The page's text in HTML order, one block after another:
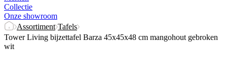
Collectie
Onze showroom
Assortiment Tafels
Tower Living bijzettafel Barza 45x45x48 cm mangohout gebroken
wit